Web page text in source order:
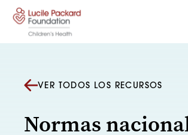
Saltar al contenido
VER TODOS LOS RECURSOS
Normas